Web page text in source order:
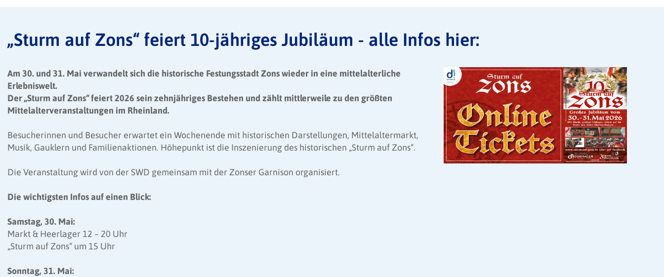
„Sturm auf Zons“ feiert 10-jähriges Jubiläum - alle Infos hier:
Am 30. und 31. Mai verwandelt sich die historische Festungsstadt Zons wieder in eine mittelalterliche
Erlebniswelt.
Der „Sturm auf Zons“ feiert 2026 sein zehnjähriges Bestehen und zählt mittlerweile zu den größten
Mittelalterveranstaltungen im Rheinland.
Besucherinnen und Besucher erwartet ein Wochenende mit historischen Darstellungen, Mittelaltermarkt,
Musik, Gauklern und Familienaktionen. Höhepunkt ist die Inszenierung des historischen „Sturm auf Zons“.
Die Veranstaltung wird von der SWD gemeinsam mit der Zonser Garnison organisiert.
Die wichtigsten Infos auf einen Blick:
Samstag, 30. Mai:
Markt & Heerlager 12 – 20 Uhr
„Sturm auf Zons“ um 15 Uhr
Sonntag, 31. Mai: